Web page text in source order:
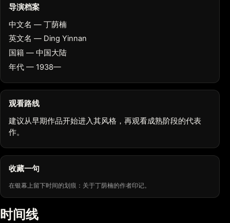
导演档案
中文名 — 丁荫楠
英文名 — Ding Yinnan
国籍 — 中国大陆
年代 — 1938—
观看路线
建议从早期作品开始进入其风格，再观看成熟阶段的代表
作。
收藏一句
在银幕上留下时间的划痕：关于丁荫楠的作者印记。
时间线